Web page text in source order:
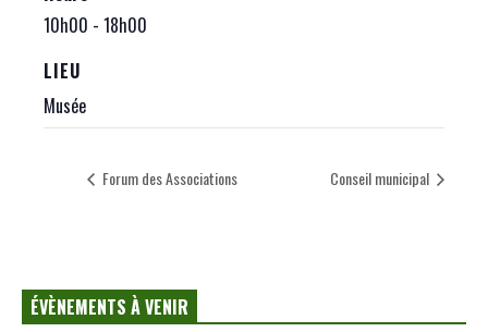
10h00 - 18h00
LIEU
Musée
Forum des Associations Conseil municipal
ÉVÈNEMENTS À VENIR